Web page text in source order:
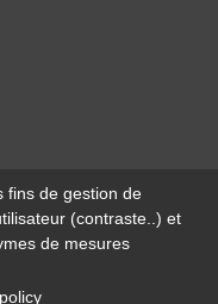
fins de gestion de
(contraste..) et
de mesures